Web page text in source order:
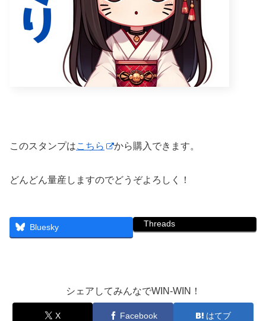
このスタンプはこちら から購入できます。
どんどん量産しますのでどうぞよろしく！
Bluesky Threads
シェアしてみんなでWIN-WIN！
X Facebook はてブ